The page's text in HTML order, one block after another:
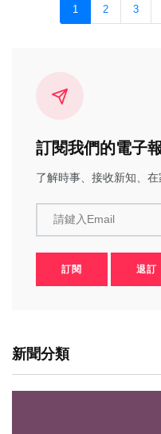
1 2 3
訂閱我們的電子
了解時事、接收新知、在
請鍵入Email
訂閱 退訂
新聞分類